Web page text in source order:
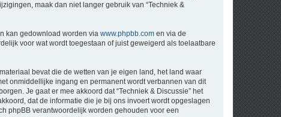
maak dan niet langer gebruik van “Techniek &
kan gedownload worden via www.phpbb.com en via de
voor wat wordt toegestaan of juist geweigerd als toelaatbare
bevat die de wetten van je eigen land, het land waar
onmiddellijke ingang en permanent wordt verbannen van dit
Je gaat er mee akkoord dat “Techniek & Discussie” het
dat de informatie die je bij ons invoert wordt opgeslagen
phpBB verantwoordelijk worden gehouden voor een